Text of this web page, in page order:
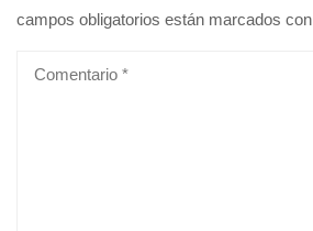
campos obligatorios están marcados con